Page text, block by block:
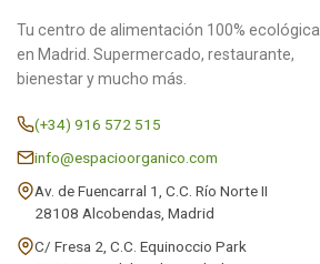
Tu centro de alimentación 100% ecológica
en Madrid. Supermercado, restaurante,
bienestar y mucho más.
(+34) 916 572 515
info@espacioorganico.com
Av. de Fuencarral 1, C.C. Río Norte II
28108 Alcobendas, Madrid
C/ Fresa 2, C.C. Equinoccio Park